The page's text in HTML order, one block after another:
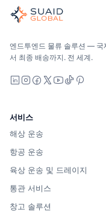
글로벌 해양, 항공, 육상
해양, 항공 및 지상 — 운
엔드투엔드 물류 솔루션 — 국
서 최종 배송까지. 전 세계.
LinkedIn
Instagram
Facebook
X YouTube
TikTok
서비스
해상 운송
항공 운송
육상 운송 및 드레이지
통관 서비스
창고 솔루션